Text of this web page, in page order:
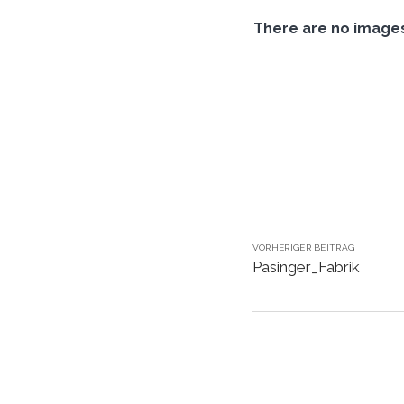
There are no
VORHERIGER BEITRAG
Pasinger_Fabrik